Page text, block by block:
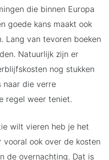
die binnen Europa
goede kans maakt ook
Lang van tevoren boeken
Natuurlijk zijn er
nog stukken
naar die verre
regel weer teniet.
wilt vieren heb je het
ook over de kosten
de overnachting. Dat is